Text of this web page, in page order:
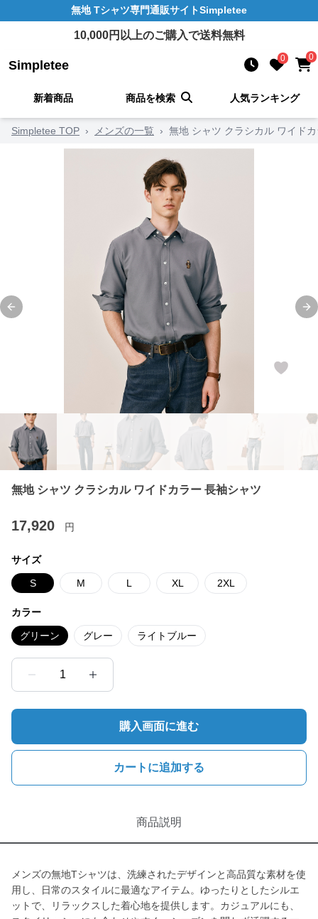
無地 Tシャツ専門通販サイトSimpletee
10,000円以上のご購入で送料無料
Simpletee 0 0
新着商品 商品を検索 人気ランキング
Simpletee TOP › メンズの一覧 › 無地 シャツ クラシカル ワイド
Previous slide
無地 シャツ クラシカル ワイドカラー 長袖シャツ
17,920 円
サイズ
S M L XL 2XL
カラー
グリーン グレー ライトブルー
1
購入画面に進む
カートに追加する
商品説明
メンズの無地Tシャツは、洗練されたデザインと高品質な素材を使
用し、日常のスタイルに最適なアイテム。ゆったりとしたシルエ
ットで、リラックスした着心地を提供します。カジュアルにも、